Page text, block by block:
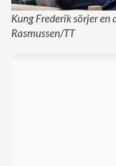
Kung Frederik sörjer en
Rasmussen/TT